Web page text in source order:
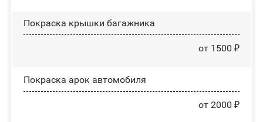
Покраска крышки багажника
от 1500 ₽
Покраска арок автомобиля
от 2000 ₽